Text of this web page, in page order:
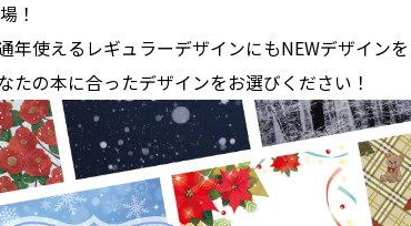
！
年使えるレギュラーデザインにもNEWデザインを
たの本に合ったデザインをお選びください！